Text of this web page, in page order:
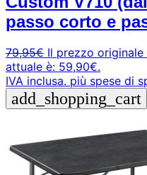
passo corto e
79,95€ Il prezzo originale
attuale è: 59,90€.
IVA inclusa. più spese di
add_shopping_cart